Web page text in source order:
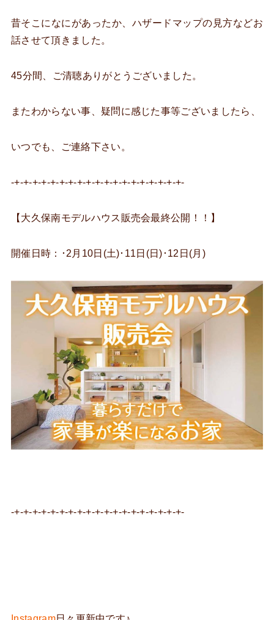
昔そこになにがあったか、ハザードマップの見方などお
話させて頂きました。
45分間、ご清聴ありがとうございました。
またわからない事、疑問に感じた事等ございましたら、
いつでも、ご連絡下さい。
-+-+-+-+-+-+-+-+-+-+-+-+-+-+-+-+-+-+-+-
【大久保南モデルハウス販売会最終公開！！】
開催日時：･2月10日(土)･11日(日)･12日(月)
-+-+-+-+-+-+-+-+-+-+-+-+-+-+-+-+-+-+-+-